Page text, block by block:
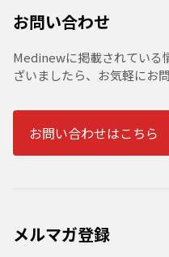
お問い合わせ
Medinewに掲載されている
ざいましたら、お気軽にお
お問い合わせはこちら
メルマガ登録